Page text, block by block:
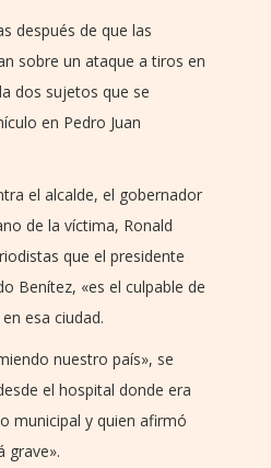
después de que las
sobre un ataque a tiros en
dos sujetos que se
en Pedro Juan
el alcalde, el gobernador
de la víctima, Ronald
que el presidente
Benítez, «es el culpable de
esa ciudad.
nuestro país», se
el hospital donde era
municipal y quien afirmó
grave».